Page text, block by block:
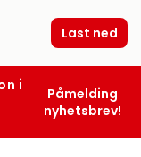
Last ned
i
Påmelding
nyhetsbrev!